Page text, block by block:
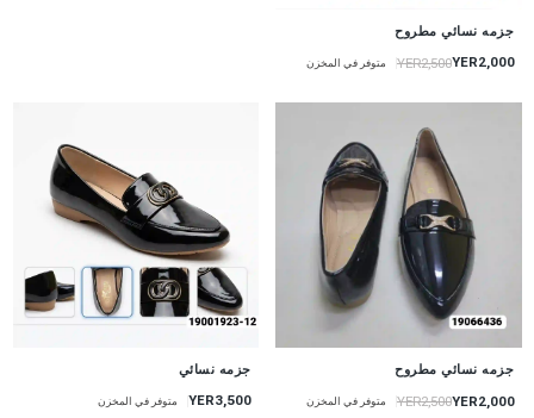
جزمه نسائي مطروح
YER2,000
YER2,500 متوفر في المخزن
جزمه نسائي مطروح
YER2,000
YER2,500 متوفر في المخزن
جزمه نسائي
YER3,500 متوفر في المخزن